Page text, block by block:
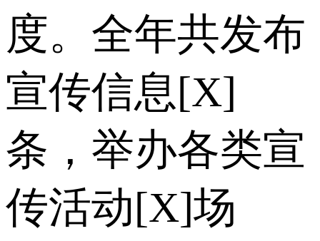
度。全年共发布
宣传信息[X]
条，举办各类宣
传活动[X]场